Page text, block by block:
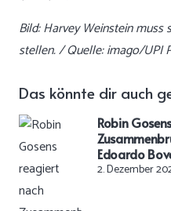
Bild: Harvey Weinstein
stellen. / Quelle: imago/UPI
Das könnte dir auch
Robin
Edoardo
2. Dezember